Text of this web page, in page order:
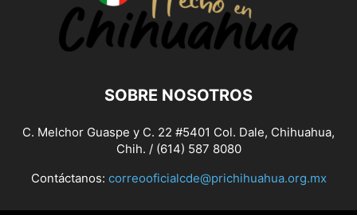
SOBRE NOSOTROS
C. Melchor Guaspe y C. 22 #5401 Col. Dale, Chihuahua,
Chih. / (614) 587 8080
Contáctanos: correooficialcde@prichihuahua.org.mx